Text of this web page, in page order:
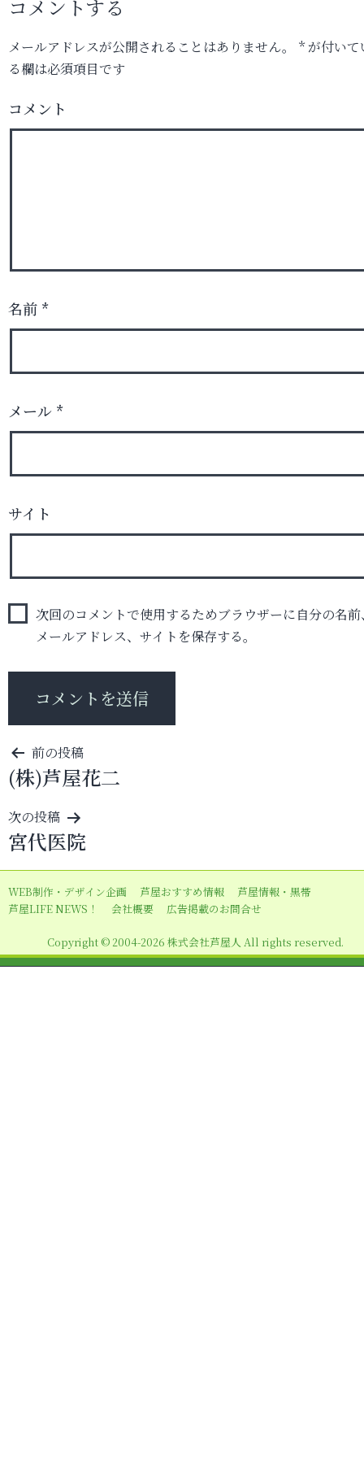
コメントする
メールアドレスが公開されることはありません。 *が付いて
る欄は必須項目です
コメント
名前 *
メール *
サイト
次回のコメントで使用するためブラウザーに自分の名前
メールアドレス、サイトを保存する。
投
稿
ナ
ビ
ゲ
ー
シ
ン
前の投稿
(株)芦屋花二
次の投稿
宮代医院
WEB制作・デザイン企画 芦屋おすすめ情報
芦屋情報・黒帯
芦屋LIFE NEWS！
会社概要 広告掲載のお問合せ
Copyright © 2004-2026 株式会社芦屋人 All rights reserved.